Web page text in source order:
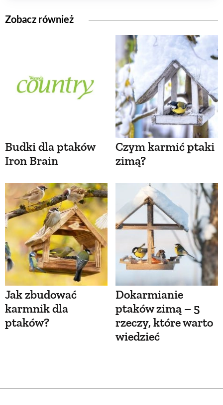
Zobacz również
Budki dla ptaków
Iron Brain
Czym karmić ptaki
zimą?
Jak zbudować
karmnik dla
ptaków?
Dokarmianie
ptaków zimą – 5
rzeczy, które warto
wiedzieć